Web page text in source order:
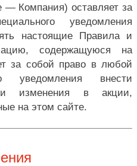
— Компания) оставляет за
уведомления
настоящие Правила и
содержащуюся на
за собой право в любой
уведомления внести
изменения в акции,
на этом сайте.